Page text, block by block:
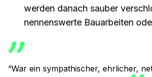
werden danach sauber
nennenswerte Bauarbeiten
“War ein sympathischer, ehrlicher,